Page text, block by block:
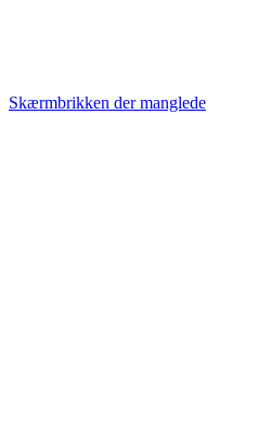
Skærmbrikken der manglede